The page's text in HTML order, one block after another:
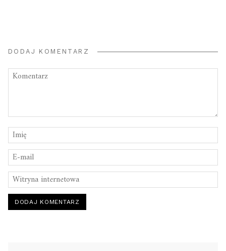
DODAJ KOMENTARZ